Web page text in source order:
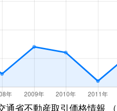
通省不動産取引価格情報 （